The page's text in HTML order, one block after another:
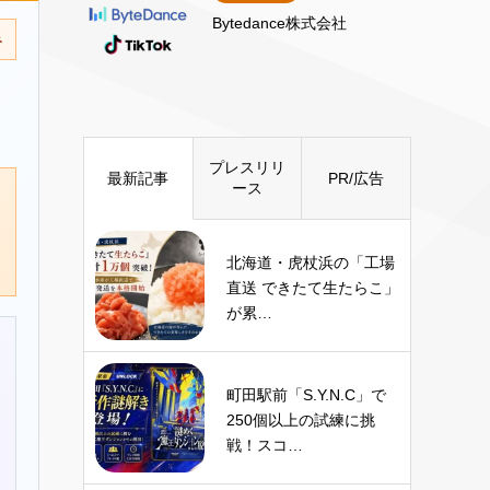
Bytedance株式会社
最新記事
プレスリリ
ース
PR/広告
北海道・虎杖浜の「工場
直送 できたて生たらこ」
が累…
町田駅前「S.Y.N.C」で
250個以上の試練に挑
戦！スコ…